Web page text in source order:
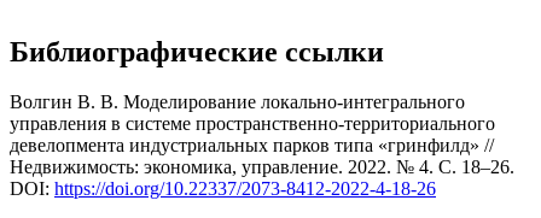
Библиографические ссылки
Волгин В. В. Моделирование локально-интегрального
управления в системе пространственно-территориального
девелопмента индустриальных парков типа «гринфилд» //
Недвижимость: экономика, управление. 2022. № 4. С. 18–26.
DOI: https://doi.org/10.22337/2073-8412-2022-4-18-26